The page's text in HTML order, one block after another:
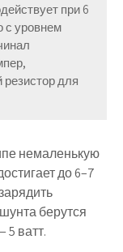
при 6
с уровнем
для
немаленькую
до 6–7
берутся
5 ватт.